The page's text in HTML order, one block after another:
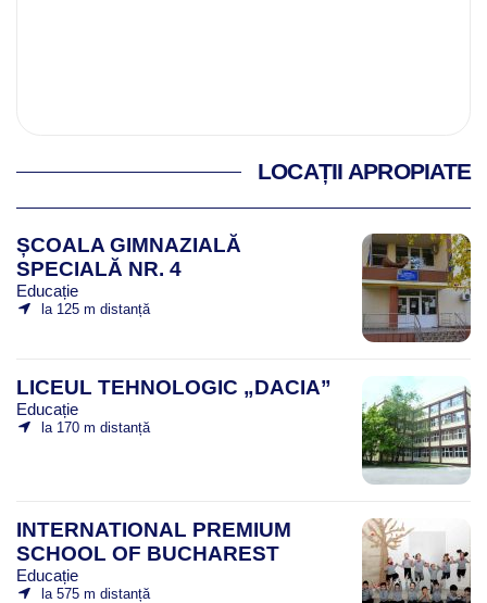
LOCAȚII APROPIATE
ȘCOALA GIMNAZIALĂ
SPECIALĂ NR. 4
Educație
la 125 m distanță
LICEUL TEHNOLOGIC „DACIA”
Educație
la 170 m distanță
INTERNATIONAL PREMIUM
SCHOOL OF BUCHAREST
Educație
la 575 m distanță